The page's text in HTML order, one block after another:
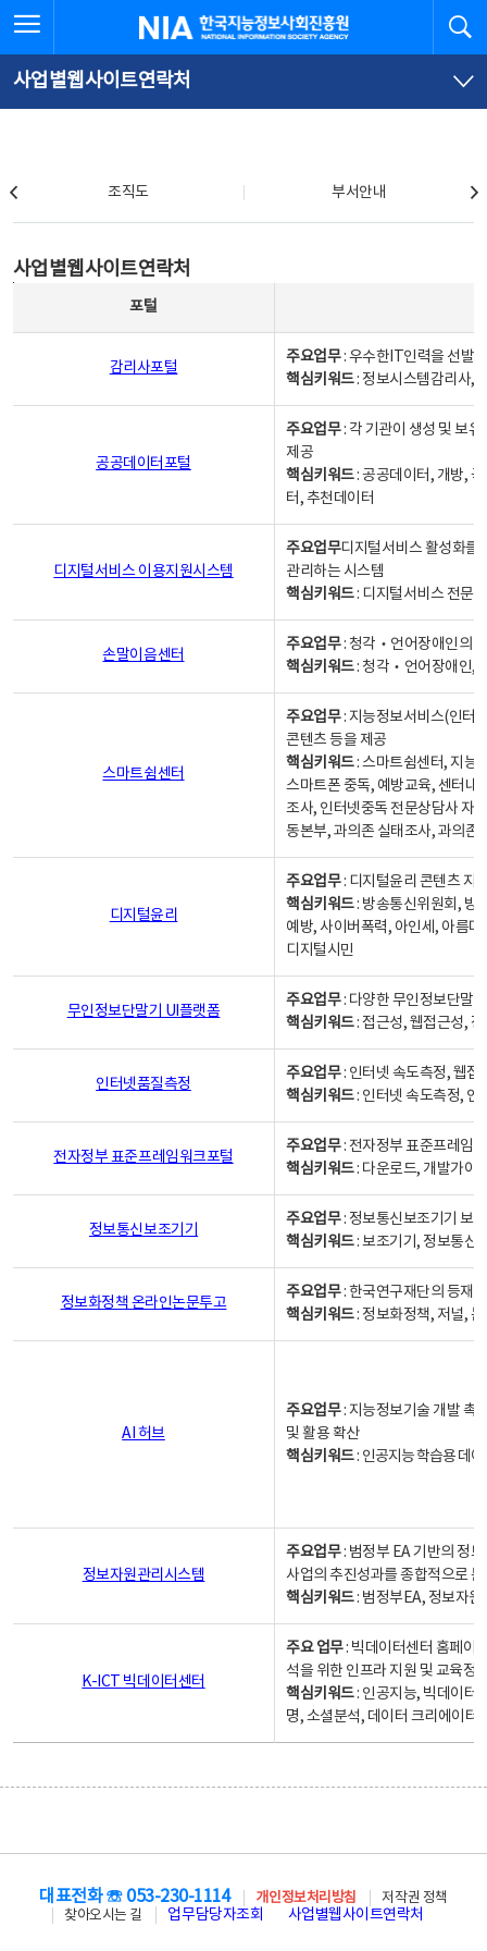
문
로
가
체
뉴
바
가
한국지능정보사회진흥원
사업별웹사이트연락처
조직도 부서안내
사업별웹사이트연락처
포털
감리사포털
주요업무: 우수한IT인력을 선발
핵심키워드: 정보시스템감리사,
공공데이터포털
주요업무: 각 기관이 생성 및 보
제공
핵심키워드: 공공데이터, 개방,
터, 추천데이터
디지털서비스 이용지원시스템
주요업무디지털서비스 활성화를
관리하는 시스템
핵심키워드: 디지털서비스 전문
손말이음센터
주요업무: 청각‧언어장애인의
핵심키워드: 청각‧언어장애인,
스마트쉼센터
주요업무: 지능정보서비스(인터
콘텐츠 등을 제공
핵심키워드: 스마트쉼센터, 지능
스마트폰 중독, 예방교육, 센터내
조사, 인터넷중독 전문상담사 자
동본부, 과의존 실태조사, 과의존
디지털윤리
주요업무: 디지털윤리 콘텐츠 지
핵심키워드: 방송통신위원회, 방
예방, 사이버폭력, 아인세, 아름
디지털시민
무인정보단말기 UI플랫폼
주요업무: 다양한 무인정보단말
핵심키워드: 접근성, 웹접근성,
인터넷품질측정
주요업무: 인터넷 속도측정, 웹접
핵심키워드: 인터넷 속도측정, 인
전자정부 표준프레임워크포털
주요업무: 전자정부 표준프레임
핵심키워드: 다운로드, 개발가이
정보통신보조기기
주요업무: 정보통신보조기기 보
핵심키워드: 보조기기, 정보통신
정보화정책 온라인논문투고
주요업무: 한국연구재단의 등재
핵심키워드: 정보화정책, 저널,
AI 허브
주요업무: 지능정보기술 개발 촉
및 활용 확산
핵심키워드: 인공지능 학습용 데
정보자원관리시스템
주요업무: 범정부 EA 기반의 정
사업의 추진성과를 종합적으로
핵심키워드: 범정부EA, 정보자
K-ICT 빅데이터센터
주요 업무: 빅데이터센터 홈페이
석을 위한 인프라 지원 및 교육정
핵심키워드: 인공지능, 빅데이터,
명, 소셜분석, 데이터 크리에이터
대표전화 ☏ 053-230-1114 개인정보처리방침
저작권 정책
찾아오시는 길
업무담당자조회 사업별웹사이트연락처